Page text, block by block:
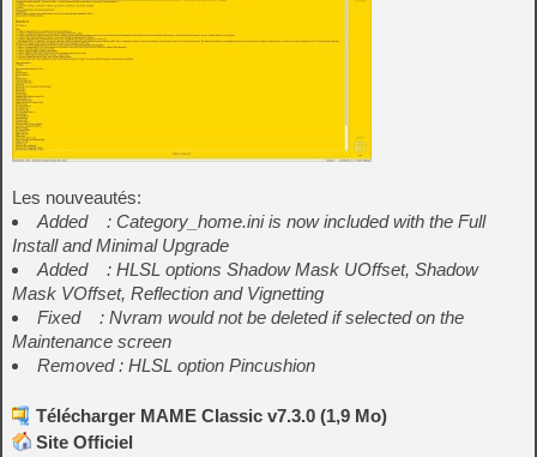
Les nouveautés:
Added : Category_home.ini is now included with the Full
Install and Minimal Upgrade
Added : HLSL options Shadow Mask UOffset, Shadow
Mask VOffset, Reflection and Vignetting
Fixed : Nvram would not be deleted if selected on the
Maintenance screen
Removed : HLSL option Pincushion
Télécharger MAME Classic v7.3.0 (1,9 Mo)
Site Officiel